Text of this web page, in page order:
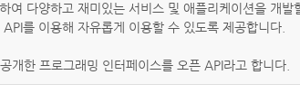
다양하고 재미있는 서비스 및 애플리케이션을 개
를 이용해 자유롭게 이용할 수 있도록 제공합니다.
개한 프로그래밍 인터페이스를 오픈 API라고 합니다.